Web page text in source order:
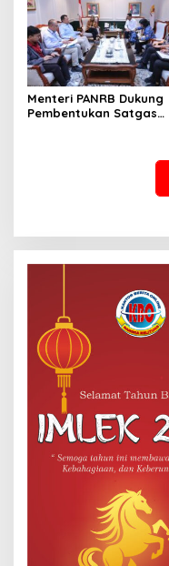
Menteri PANRB Dukung
Pembentukan Satgas